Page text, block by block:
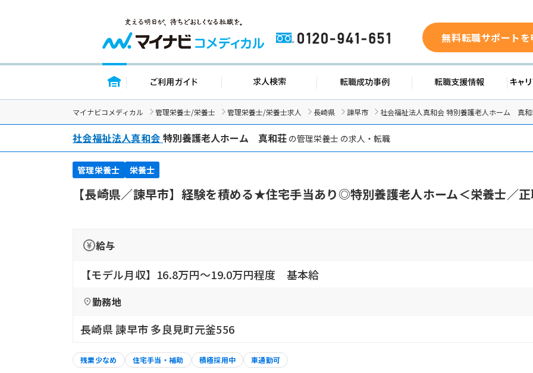
0120-941-651 無料転職サポート
トップページ ご利用ガイド 求人検索 転職成功事例 転職支援
マイナビコメディカル 管理栄養士/栄養士 管理栄養士/栄養士求人 長崎県 諫早市 社会福祉法人真和会 特別養護老人ホーム 真
社会福祉法人真和会 特別養護老人ホーム 真和荘 の管理栄養士 の求人・転職
管理栄養士 栄養士
【長崎県／諫早市】経験を積める★住宅手当あり◎特別養護老人ホーム＜栄養士／
給与
【モデル月収】16.8万円〜19.0万円程度 基本給
勤務地
長崎県 諫早市 多良見町元釜556
残業少なめ 住宅手当・補助 積極採用中 車通勤可